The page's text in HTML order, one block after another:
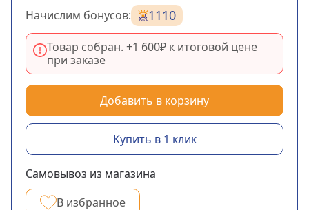
Начислим бонусов: 1110
Товар собран. +1 600₽ к итоговой цене
при заказе
Добавить в корзину
Купить в 1 клик
Самовывоз из магазина
В избранное